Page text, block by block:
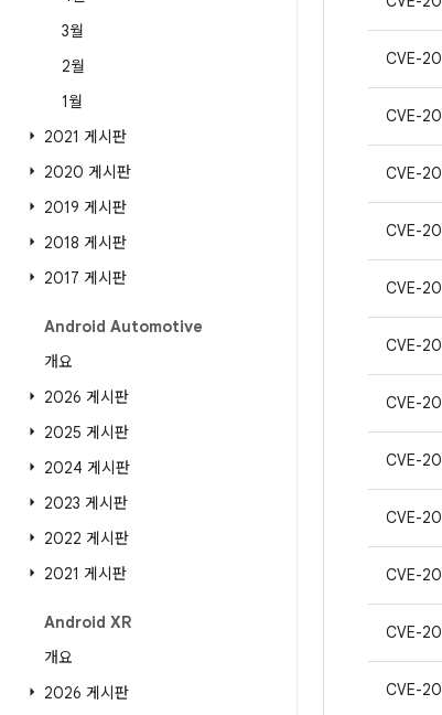
3월
2월
1월
2021 게시판
2020 게시판
2019 게시판
2018 게시판
2017 게시판
Android Automotive
개요
2026 게시판
2025 게시판
2024 게시판
2023 게시판
2022 게시판
2021 게시판
Android XR
개요
2026 게시판
CVE-
CVE-
CVE-
CVE-
CVE-
CVE-
CVE-
CVE-
CVE-
CVE-
CVE-
CVE-